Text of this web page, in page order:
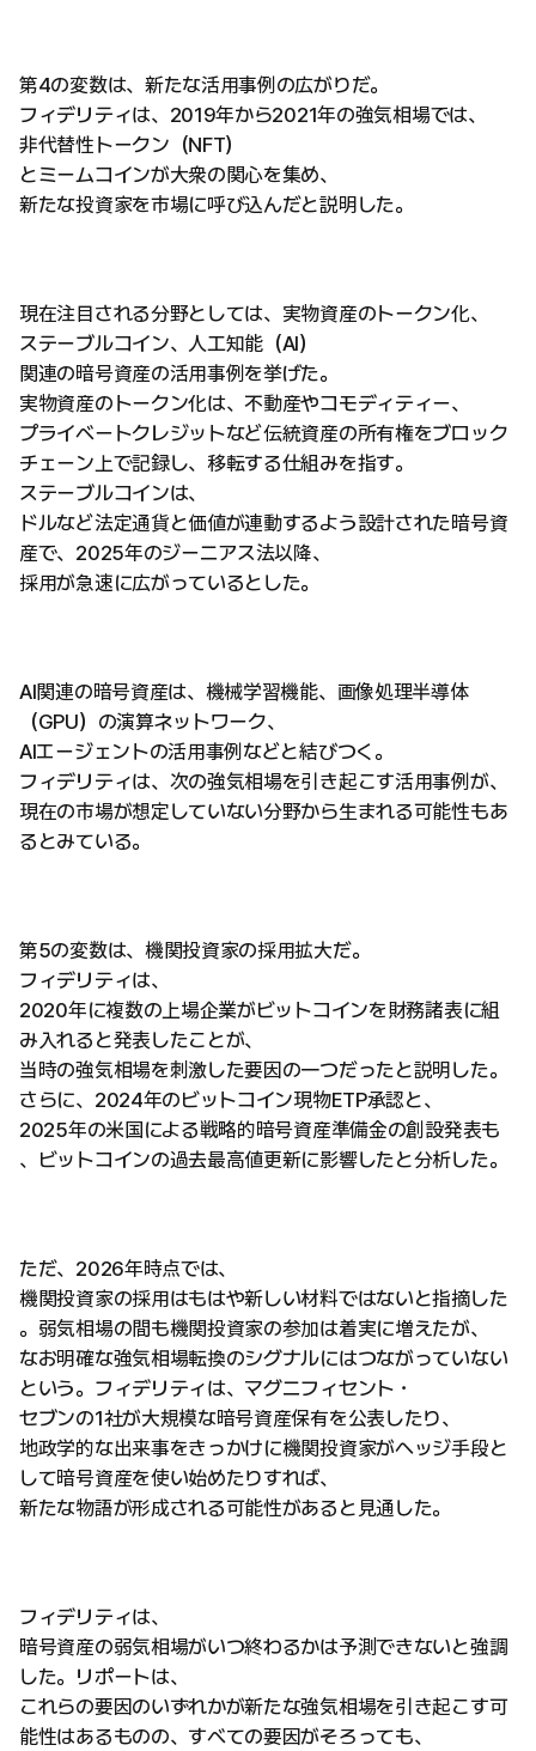
第4の変数は、新たな活用事例の広がりだ。
フィデリティは、2019年から2021年の強気相場では、
非代替性トークン（NFT）
とミームコインが大衆の関心を集め、
新たな投資家を市場に呼び込んだと説明した。
現在注目される分野としては、実物資産のトークン化、
ステーブルコイン、人工知能（AI）
関連の暗号資産の活用事例を挙げた。
実物資産のトークン化は、不動産やコモディティー、
プライベートクレジットなど伝統資産の所有権をブロック
チェーン上で記録し、移転する仕組みを指す。
ステーブルコインは、
ドルなど法定通貨と価値が連動するよう設計された暗号資
産で、2025年のジーニアス法以降、
採用が急速に広がっているとした。
AI関連の暗号資産は、機械学習機能、画像処理半導体
（GPU）の演算ネットワーク、
AIエージェントの活用事例などと結びつく。
フィデリティは、次の強気相場を引き起こす活用事例が、
現在の市場が想定していない分野から生まれる可能性もあ
るとみている。
第5の変数は、機関投資家の採用拡大だ。
フィデリティは、
2020年に複数の上場企業がビットコインを財務諸表に組
み入れると発表したことが、
当時の強気相場を刺激した要因の一つだったと説明した。
さらに、2024年のビットコイン現物ETP承認と、
2025年の米国による戦略的暗号資産準備金の創設発表も
、ビットコインの過去最高値更新に影響したと分析した。
ただ、2026年時点では、
機関投資家の採用はもはや新しい材料ではないと指摘した
。弱気相場の間も機関投資家の参加は着実に増えたが、
なお明確な強気相場転換のシグナルにはつながっていない
という。フィデリティは、マグニフィセント・
セブンの1社が大規模な暗号資産保有を公表したり、
地政学的な出来事をきっかけに機関投資家がヘッジ手段と
して暗号資産を使い始めたりすれば、
新たな物語が形成される可能性があると見通した。
フィデリティは、
暗号資産の弱気相場がいつ終わるかは予測できないと強調
した。リポートは、
これらの要因のいずれかが新たな強気相場を引き起こす可
能性はあるものの、すべての要因がそろっても、